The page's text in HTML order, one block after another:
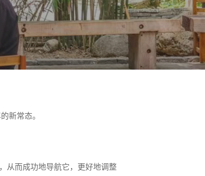
新常态。
从而成功地导航它，更好地调整